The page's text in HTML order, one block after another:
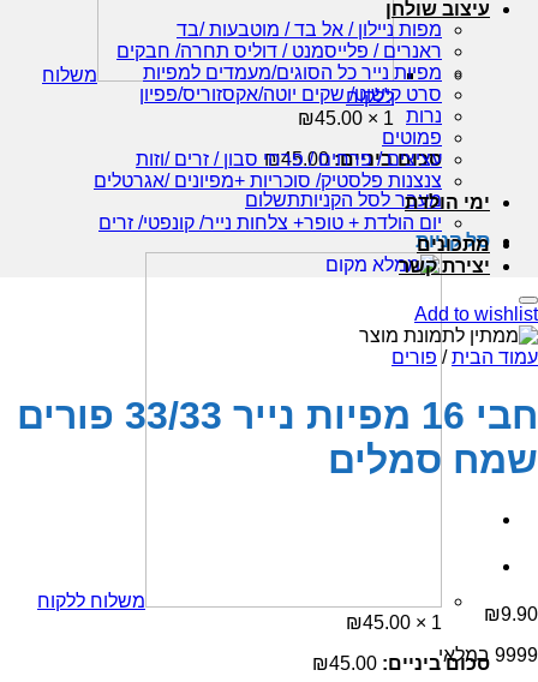
משלוח
ללקוח
1 ×
₪45.00
סכום ביניים:
₪45.00
מעבר לסל הקניותתשלום
סל קניות
משלוח ללקוח
1 ×
₪45.00
סכום ביניים:
₪45.00
עיצוב שולחן
מפות ניילון / אל בד / מוטבעות /בד
ראנרים / פלייסמנט / דוליס תחרה/ חבקים
מפיות נייר כל הסוגים/מעמדים למפיות
סרט קישוט/ שקים יוטה/אקסזוריס/פפיון
נרות
פמוטים
עציצים / פרחים / פרחי סבון / זרים /וזות
צנצנות פלסטיק/ סוכריות +מפיונים /אגרטלים
ימי הולדת
יום הולדת + טופר+ צלחות נייר/ קונפטי/ זרים
מתכונים
יצירת קשר
Add to wishlist
עמוד הבית / פורים
חבי 16 מפיות נייר 33/33 פורים
שמח סמלים
₪9.90
9999 במלאי